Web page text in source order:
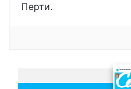
Перти.